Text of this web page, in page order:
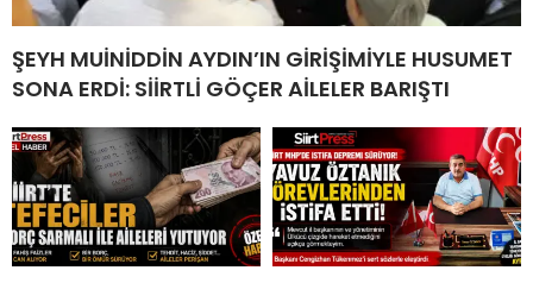
ŞEYH MUİNİDDİN AYDIN’IN GİRİŞİMİYLE HUSUMET
SONA ERDİ: SİİRTLİ GÖÇER AİLELER BARIŞTI